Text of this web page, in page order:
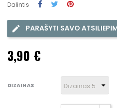
Dalintis
PARAŠYTI SAVO
3,90 €
DIZAINAS